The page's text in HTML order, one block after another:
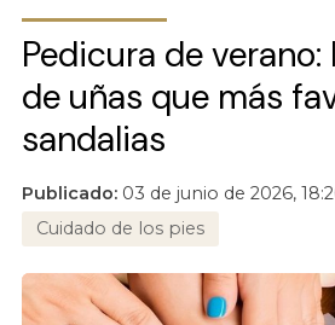
Pedicura de
de uñas que más
sandalias
Publicado: 03 de junio de 2026,
Cuidado de los pies